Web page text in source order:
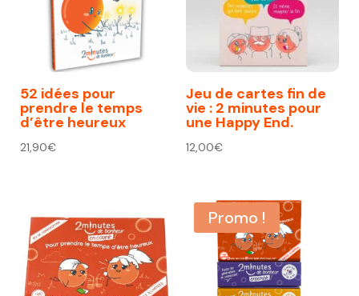
52 idées pour
prendre le temps
d’être heureux
21,90€
Jeu de cartes fin de
vie : 2 minutes pour
une Happy End.
12,00€
Promo !